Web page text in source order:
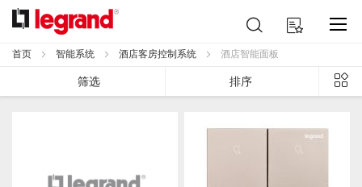
跳
到
容
我的购物车
索
首页 智能系统 酒店客房控制系统 酒店智能面板
筛选 排序